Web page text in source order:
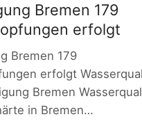
Bremen 179
erfolgt
Bremen 179
erfolgt
Bremen
in Bremen…